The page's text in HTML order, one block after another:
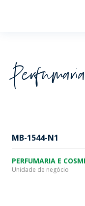
MB-1544-N1
PERFUMARIA E
Unidade de negócio